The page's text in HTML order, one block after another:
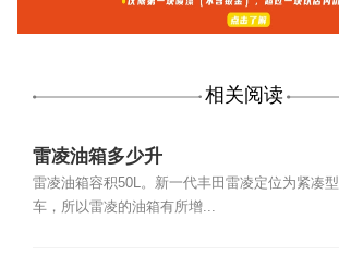
相关阅读
雷凌油箱多少升
雷凌油箱容积50L。新一代丰田雷凌定位为紧凑型
车，所以雷凌的油箱有所增...